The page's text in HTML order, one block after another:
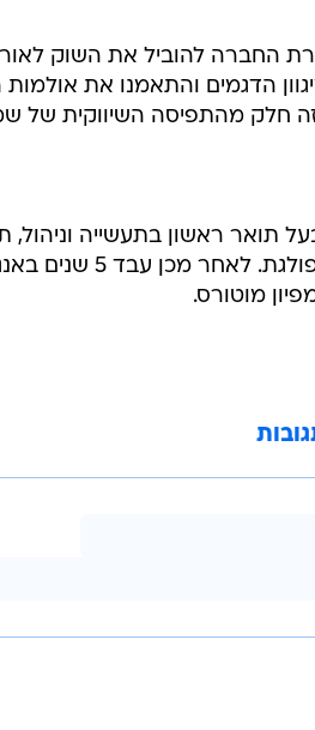
החברה להוביל את השוק
הדגמים והתאמנו את
חלק מהתפיסה השיווקית של
פולק, 44, בעל תואר ראשון
מוטורס.